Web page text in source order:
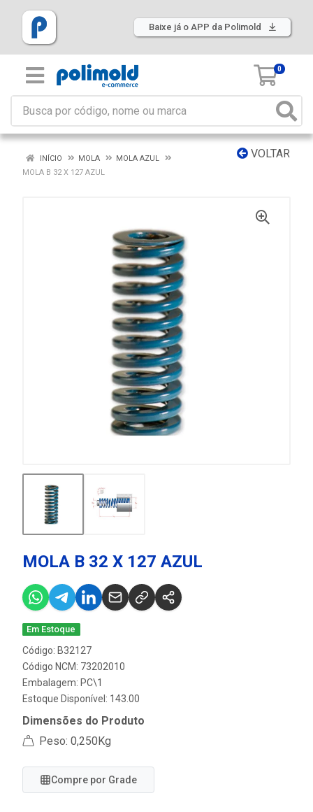
Baixe já o APP da Polimold
0
VOLTAR
INÍCIO MOLA
MOLA AZUL
MOLA B 32 X 127 AZUL
MOLA B 32 X 127 AZUL
Em Estoque
Código: B32127
Código NCM: 73202010
Embalagem: PC\1
Estoque Disponível: 143.00
Dimensões do Produto
Peso: 0,250Kg
Compre por Grade